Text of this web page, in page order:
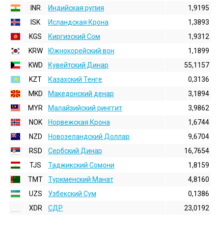
INR
Индийская pупия
1,9195
ISK
Исландская Крона
1,3893
KGS
Киргизский Сом
1,9312
KRW
Южнокорейский вон
1,1899
KWD
Кувейтский Динар
55,1157
KZT
Казахский Тенге
0,3136
MKD
Македонский денар
3,1894
MYR
Малайзийский ринггит
3,9862
NOK
Норвежская Крона
1,6744
NZD
Новозеландский Доллар
9,6704
RSD
Сербский Динар
16,7654
TJS
Таджикский Сомони
1,8159
TMT
Туркменский Манат
4,8160
UZS
Узбекский Сум
0,1386
XDR
СДР 23,0192